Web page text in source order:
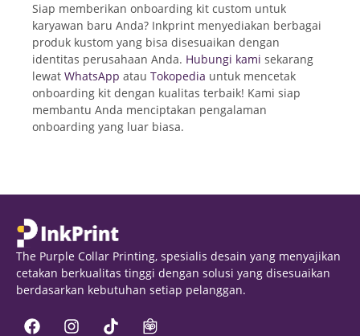
Siap memberikan onboarding kit custom untuk
karyawan baru Anda? Inkprint menyediakan berbagai
produk kustom yang bisa disesuaikan dengan
identitas perusahaan Anda. Hubungi kami sekarang
lewat WhatsApp atau Tokopedia untuk mencetak
onboarding kit dengan kualitas terbaik! Kami siap
membantu Anda menciptakan pengalaman
onboarding yang luar biasa.
The Purple Collar Printing, spesialis desain yang menyajikan
cetakan berkualitas tinggi dengan solusi yang disesuaikan
berdasarkan kebutuhan setiap pelanggan.